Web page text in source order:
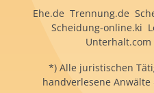
Ehe.de Trennung.de
Scheidung-online.ki
Unterhalt.com
*) Alle juristischen
handverlesene